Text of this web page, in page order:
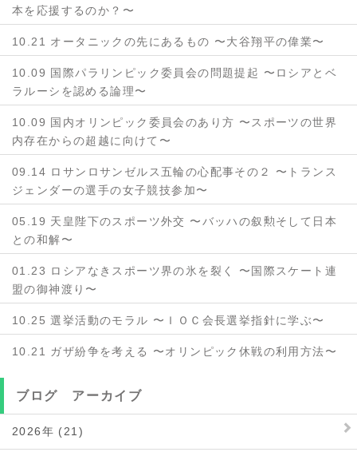
本を応援するのか？〜
10.21 オータニックの先にあるもの 〜大谷翔平の偉業〜
10.09 国際パラリンピック委員会の問題提起 〜ロシアとベ
ラルーシを認める論理〜
10.09 国内オリンピック委員会のあり方 〜スポーツの世界
内存在からの超越に向けて〜
09.14 ロサンロサンゼルス五輪の心配事その２ 〜トランス
ジェンダーの選手の女子競技参加〜
05.19 天皇陛下のスポーツ外交 〜バッハの叙勲そして日本
との和解〜
01.23 ロシアなきスポーツ界の氷を裂く 〜国際スケート連
盟の御神渡り〜
10.25 選挙活動のモラル 〜ＩＯＣ会長選挙指針に学ぶ〜
10.21 ガザ紛争を考える 〜オリンピック休戦の利用方法〜
ブログ アーカイブ
2026年 (21)